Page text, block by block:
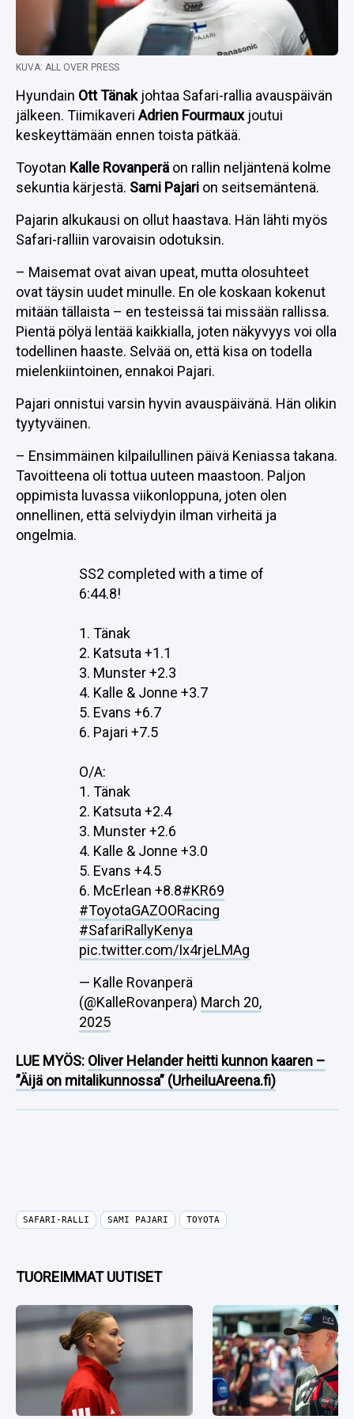
KUVA: ALL OVER PRESS
Hyundain Ott Tänakjohtaa Safari-rallia avauspäivän
jälkeen. Tiimikaveri Adrien Fourmaux joutui
keskeyttämään ennen toista pätkää.
Toyotan Kalle Rovanperä on rallin neljäntenä kolme
sekuntia kärjestä. Sami Pajari on seitsemäntenä.
Pajarin alkukausi on ollut haastava. Hän lähti myös
Safari-ralliin varovaisin odotuksin.
– Maisemat ovat aivan upeat, mutta olosuhteet
ovat täysin uudet minulle. En ole koskaan kokenut
mitään tällaista – en testeissä tai missään rallissa.
Pientä pölyä lentää kaikkialla, joten näkyvyys voi olla
todellinen haaste. Selvää on, että kisa on todella
mielenkiintoinen, ennakoi Pajari.
Pajari onnistui varsin hyvin avauspäivänä. Hän olikin
tyytyväinen.
– Ensimmäinen kilpailullinen päivä Keniassa takana.
Tavoitteena oli tottua uuteen maastoon. Paljon
oppimista luvassa viikonloppuna, joten olen
onnellinen, että selviydyin ilman virheitä ja
ongelmia.
SS2 completed with a time of
6:44.8!
1. Tänak
2. Katsuta +1.1
3. Munster +2.3
4. Kalle & Jonne +3.7
5. Evans +6.7
6. Pajari +7.5
O/A:
1. Tänak
2. Katsuta +2.4
3. Munster +2.6
4. Kalle & Jonne +3.0
5. Evans +4.5
6. McErlean +8.8#KR69
#ToyotaGAZOORacing
#SafariRallyKenya
pic.twitter.com/Ix4rjeLMAg
— Kalle Rovanperä
(@KalleRovanpera) March 20,
2025
LUE MYÖS: Oliver Helander heitti kunnon kaaren –
”Äijä on mitalikunnossa” (UrheiluAreena.fi)
SAFARI-RALLI SAMI PAJARI TOYOTA
TUOREIMMAT UUTISET